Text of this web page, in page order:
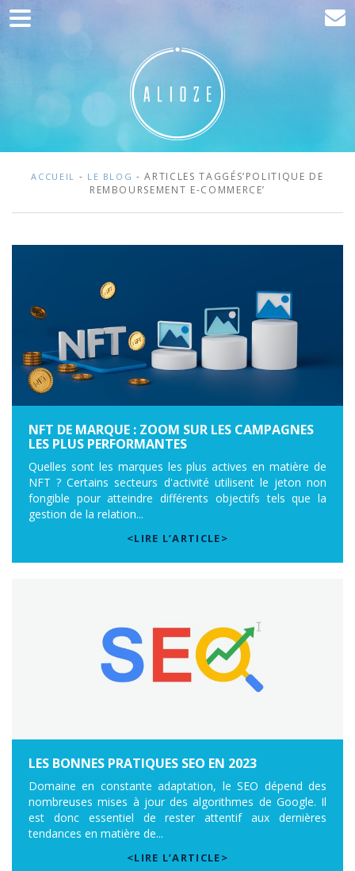
Accueil
Développement web
Acquisition de trafic
Clients
Blog
Contact
ACCUEIL - LE BLOG - ARTICLES TAGGÉS‘POLITIQUE DE
REMBOURSEMENT E-COMMERCE’
NFT DE MARQUE : ZOOM SUR LES CAMPAGNES
LES PLUS PERFORMANTES
Quelles sont les marques les plus actives en matière de
NFT ? Certains secteurs d'activité utilisent le jeton non
fongible pour atteindre différents objectifs tels que la
gestion de la relation...
<LIRE L’ARTICLE>
LES BONNES PRATIQUES SEO EN 2023
Domaine en constante adaptation, le SEO dépend des
nombreuses mises à jour des algorithmes de Google. Il
est donc essentiel de rester attentif aux dernières
tendances en matière de...
<LIRE L’ARTICLE>